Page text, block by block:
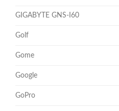
GIGABYTE GNS-I60
Golf
Gome
Google
GoPro